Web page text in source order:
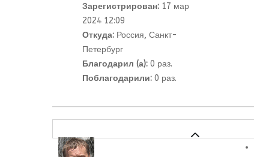
Зарегистрирован: 17 мар
2024 12:09
Откуда: Россия, Санкт-
Петербург
Благодарил (а): 0 раз.
Поблагодарили: 0 раз.